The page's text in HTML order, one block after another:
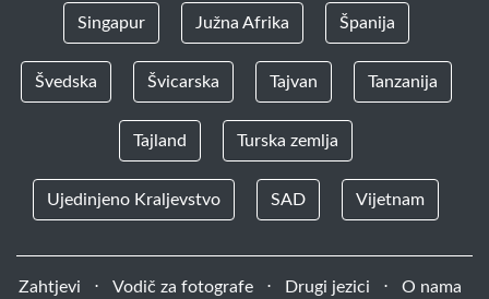
Singapur Južna Afrika Španija
Švedska Švicarska Tajvan Tanzanija
Tajland Turska zemlja
Ujedinjeno Kraljevstvo SAD Vijetnam
Zahtjevi ⋅ Vodič za fotografe ⋅ Drugi jezici ⋅ O nama